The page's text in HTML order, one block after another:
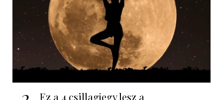
Ez a 4 csillagjegy lesz a